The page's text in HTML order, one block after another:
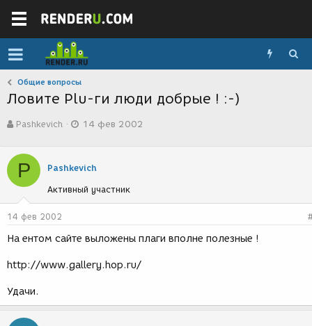
Общие вопросы
Ловите Plu-ги люди добрые ! :-)
в
о
р
т
е
м
ы
Pashkevich
а
с
з
д
и
14 фев 2002
P Pashkevich
Активный участник
14 фев 2002
На ентом сайте выложены плаги вполне полезные !
http://www.gallery.hop.ru/
Удачи.